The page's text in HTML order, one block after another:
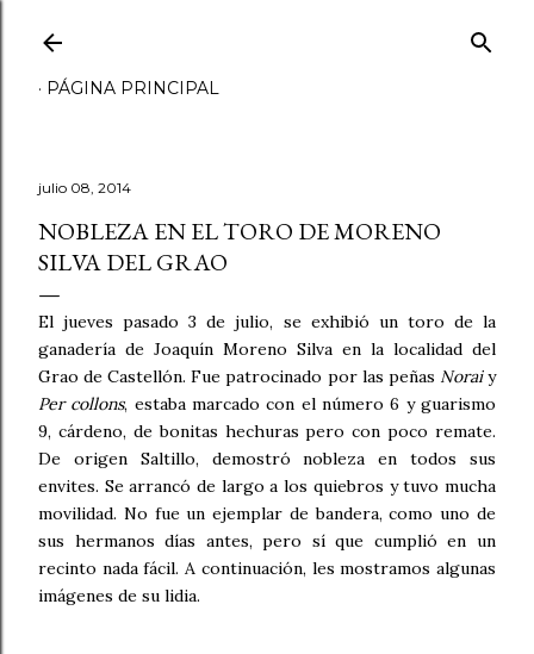
PÁGINA PRINCIPAL
julio 08, 2014
NOBLEZA EN EL TORO DE MORENO
SILVA DEL GRAO
El jueves pasado 3 de julio, se exhibió un toro de la
ganadería de Joaquín Moreno Silva en la localidad del
Grao de Castellón. Fue patrocinado por las peñas Noraiy
Per collons, estaba marcado con el número 6 y guarismo
9, cárdeno, de bonitas hechuras pero con poco remate.
De origen Saltillo, demostró nobleza en todos sus
envites. Se arrancó de largo a los quiebros y tuvo mucha
movilidad. No fue un ejemplar de bandera, como uno de
sus hermanos días antes, pero sí que cumplió en un
recinto nada fácil. A continuación, les mostramos algunas
imágenes de su lidia.